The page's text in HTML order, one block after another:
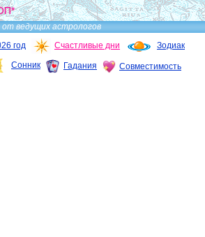
ведущих астрологов
год Счастливые дни Зодиак
Сонник Гадания Совместимость